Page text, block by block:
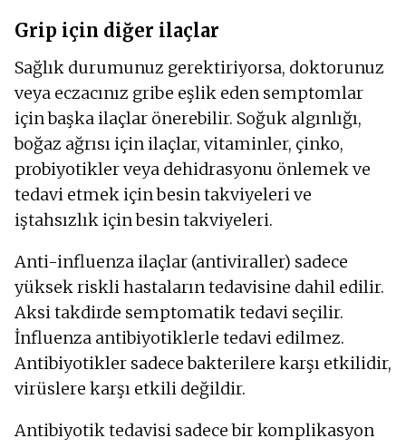
Grip için diğer ilaçlar
Sağlık durumunuz gerektiriyorsa, doktorunuz
veya eczacınız gribe eşlik eden semptomlar
için başka ilaçlar önerebilir. Soğuk algınlığı,
boğaz ağrısı için ilaçlar, vitaminler, çinko,
probiyotikler veya dehidrasyonu önlemek ve
tedavi etmek için besin takviyeleri ve
iştahsızlık için besin takviyeleri.
Anti-influenza ilaçlar (antiviraller) sadece
yüksek riskli hastaların tedavisine dahil edilir.
Aksi takdirde semptomatik tedavi seçilir.
İnfluenza antibiyotiklerle tedavi edilmez.
Antibiyotikler sadece bakterilere karşı etkilidir,
virüslere karşı etkili değildir.
Antibiyotik tedavisi sadece bir komplikasyon